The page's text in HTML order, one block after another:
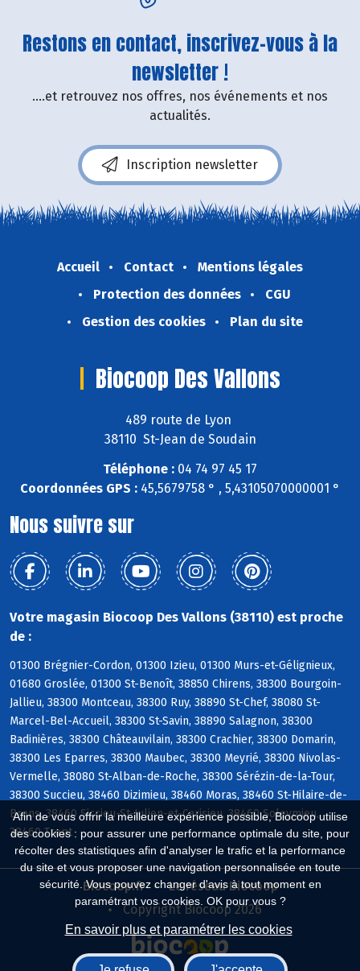
Afin de vous offrir la meilleure expérience possible, Biocoop utilise
des cookies : pour assurer une performance optimale du site, pour
récolter des statistiques afin d'analyser le trafic et la performance
du site et vous proposer une navigation personnalisée en toute
sécurité. Vous pouvez changer d'avis à tout moment en
paramétrant vos cookies. OK pour vous ?
En savoir plus et paramétrer les cookies
Restons en contact, inscrivez-vous à la
newsletter !
....et retrouvez nos offres, nos événements et nos
actualités.
Inscription newsletter
Accueil Contact
Mentions légales
Protection des données
CGU
Gestion des cookies
Plan du site
Biocoop Des Vallons
489 route de Lyon
38110 St-Jean de Soudain
Téléphone : 04 74 97 45 17
Coordonnées GPS : 45,5679758 ° , 5,43105070000001 °
Nous suivre sur
Votre magasin Biocoop Des Vallons (38110) est proche
de :
01300 Brégnier-Cordon, 01300 Izieu, 01300 Murs-et-Gélignieux,
01680 Groslée, 01300 St-Benoît, 38850 Chirens, 38300 Bourgoin-
Jallieu, 38300 Montceau, 38300 Ruy, 38890 St-Chef, 38080 St-
Marcel-Bel-Accueil, 38300 St-Savin, 38890 Salagnon, 38300
Badinières, 38300 Châteauvilain, 38300 Crachier, 38300 Domarin,
38300 Les Eparres, 38300 Maubec, 38300 Meyrié, 38300 Nivolas-
Vermelle, 38080 St-Alban-de-Roche, 38300 Sérézin-de-la-Tour,
38300 Succieu, 38460 Dizimieu, 38460 Moras, 38460 St-Hilaire-de-
Brens, 38460 Siccieu-St-Julien-et-Carisieu, 38460 Soleymieu,
38460 Trept
Biocoop.fr
Le réseau Biocoop
Copyright Biocoop 2026